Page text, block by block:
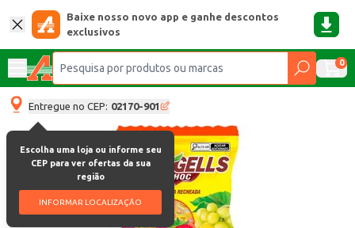
Baixe nosso novo app e ganhe descontos
exclusivos
0
Entregue no CEP: 02170-901
Escolha uma loja ou informe seu
CEP para ver ofertas da sua
região
INFORMAR LOCALIZAÇÃO